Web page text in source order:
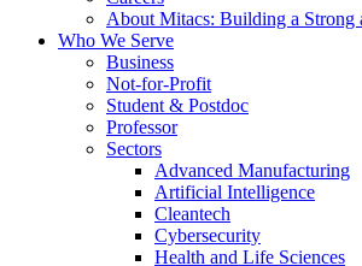
About Mitacs: Building a Strong
Who We Serve
Business
Not-for-Profit
Student & Postdoc
Professor
Sectors
Advanced Manufacturing
Artificial Intelligence
Cleantech
Cybersecurity
Health and Life Sciences